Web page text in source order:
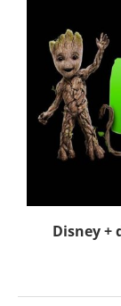
Disney +